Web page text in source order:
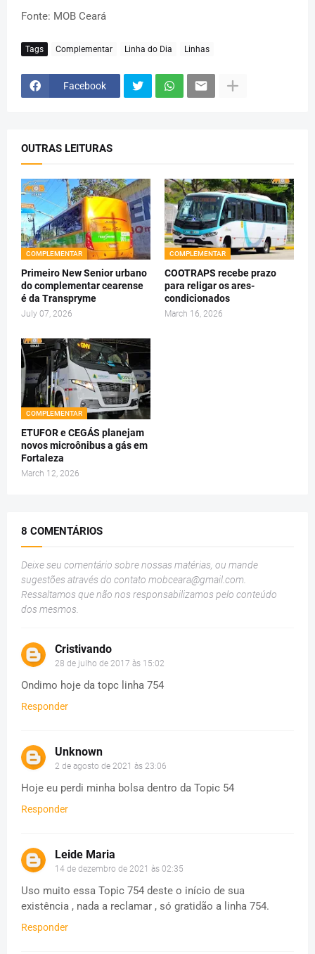
Fonte: MOB Ceará
Tags Complementar Linha do Dia Linhas
Facebook
OUTRAS LEITURAS
COMPLEMENTAR
Primeiro New Senior urbano
do complementar cearense
é da Transpryme
July 07, 2026
COMPLEMENTAR
COOTRAPS recebe prazo
para religar os ares-
condicionados
March 16, 2026
COMPLEMENTAR
ETUFOR e CEGÁS planejam
novos microônibus a gás em
Fortaleza
March 12, 2026
8 COMENTÁRIOS
Deixe seu comentário sobre nossas matérias, ou mande
sugestões através do contato mobceara@gmail.com.
Ressaltamos que não nos responsabilizamos pelo conteúdo
dos mesmos.
Cristivando
28 de julho de 2017 às 15:02
Ondimo hoje da topc linha 754
Responder
Unknown
2 de agosto de 2021 às 23:06
Hoje eu perdi minha bolsa dentro da Topic 54
Responder
Leide Maria
14 de dezembro de 2021 às 02:35
Uso muito essa Topic 754 deste o início de sua
existência , nada a reclamar , só gratidão a linha 754.
Responder